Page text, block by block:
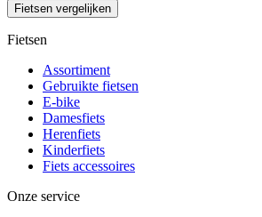
Fietsen vergelijken
Fietsen
Assortiment
Gebruikte fietsen
E-bike
Damesfiets
Herenfiets
Kinderfiets
Fiets accessoires
Onze service